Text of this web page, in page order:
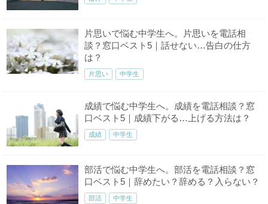
片思いで悩む中学生へ。片思いを電話相
談？窓口ベスト5｜話せない…告白の仕方
は？
片思い 中学生
成績で悩む中学生へ。成績を電話相談？窓
口ベスト5｜成績下がる…上げる方法は？
成績 中学生
部活で悩む中学生へ。部活を電話相談？窓
口ベスト5｜辞めたい？辞める？入らない？
部活 中学生